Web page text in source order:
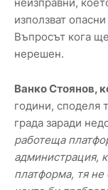
използват
Въпросът кога
нерешен.
Ванко Стоянов,
години, споделя
града заради
работеща
администрация,
платформа, тя